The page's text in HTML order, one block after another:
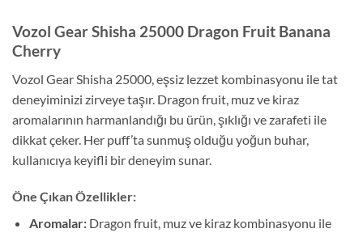
Vozol Gear Shisha 25000 Dragon Fruit Banana
Cherry
Vozol Gear Shisha 25000, eşsiz lezzet kombinasyonu ile tat
deneyiminizi zirveye taşır. Dragon fruit, muz ve kiraz
aromalarının harmanlandığı bu ürün, şıklığı ve zarafeti ile
dikkat çeker. Her puff’ta sunmuş olduğu yoğun buhar,
kullanıcıya keyifli bir deneyim sunar.
Öne Çıkan Özellikler:
Aromalar:Dragon fruit, muz ve kiraz kombinasyonu ile